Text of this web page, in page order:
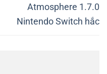
Atmosphere 1.7.0
Nintendo Switch hắc